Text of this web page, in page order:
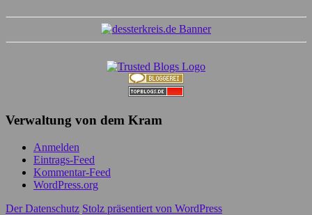
Verwaltung von dem Kram
Anmelden
Eintrags-Feed
Kommentar-Feed
WordPress.org
Der Datenschutz Stolz präsentiert von WordPress